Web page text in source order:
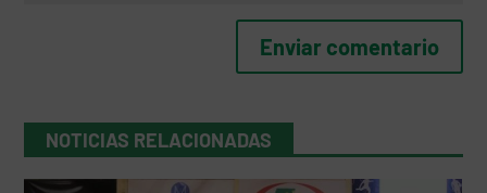
NOTICIAS RELACIONADAS